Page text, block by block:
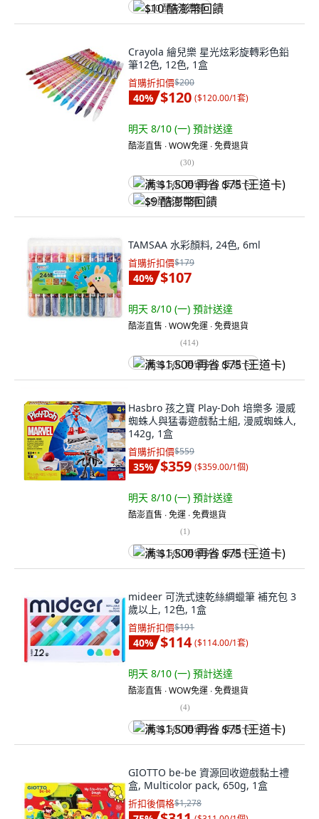
$10 酷澎幣回饋
Crayola 繪兒樂 星光炫彩旋轉彩色鉛
筆12色, 12色, 1盒
首購折扣價$200
40% $120 ($120.00/1套)
明天 8/10 (一) 預計送達
酷澎直售 ∙ WOW免運 ∙ 免費退貨
(30)
满 $1,500 再省 $75 (王道卡)
$9 酷澎幣回饋
TAMSAA 水彩顏料, 24色, 6ml
首購折扣價$179
40% $107
明天 8/10 (一) 預計送達
酷澎直售 ∙ WOW免運 ∙ 免費退貨
(414)
满 $1,500 再省 $75 (王道卡)
Hasbro 孩之寶 Play-Doh 培樂多 漫威
蜘蛛人與猛毒遊戲黏土組, 漫威蜘蛛人,
142g, 1盒
首購折扣價$559
35% $359 ($359.00/1個)
明天 8/10 (一) 預計送達
酷澎直售 ∙ 免運 ∙ 免費退貨
(1)
满 $1,500 再省 $75 (王道卡)
mideer 可洗式速乾絲綢蠟筆 補充包 3
歲以上, 12色, 1盒
首購折扣價$191
40% $114 ($114.00/1套)
明天 8/10 (一) 預計送達
酷澎直售 ∙ WOW免運 ∙ 免費退貨
(4)
满 $1,500 再省 $75 (王道卡)
GIOTTO be-be 資源回收遊戲黏土禮
盒, Multicolor pack, 650g, 1盒
折扣後價格$1,278